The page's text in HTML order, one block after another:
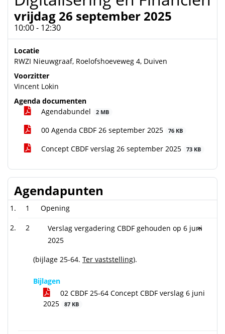
vrijdag 26 september 2025
10:00 - 12:30
Locatie
RWZI Nieuwgraaf, Roelofshoeveweg 4, Duiven
Voorzitter
Vincent Lokin
Agenda documenten
Agendabundel
2 MB
00 Agenda CBDF 26 september 2025 76 KB
Concept CBDF verslag 26 september 2025 73 KB
Agendapunten
1 Opening
2
Verslag vergadering CBDF gehouden op 6 juni
2025
(bijlage 25-64. Ter vaststelling).
Bijlagen
02 CBDF 25-64 Concept CBDF verslag 6 juni
2025
87 KB